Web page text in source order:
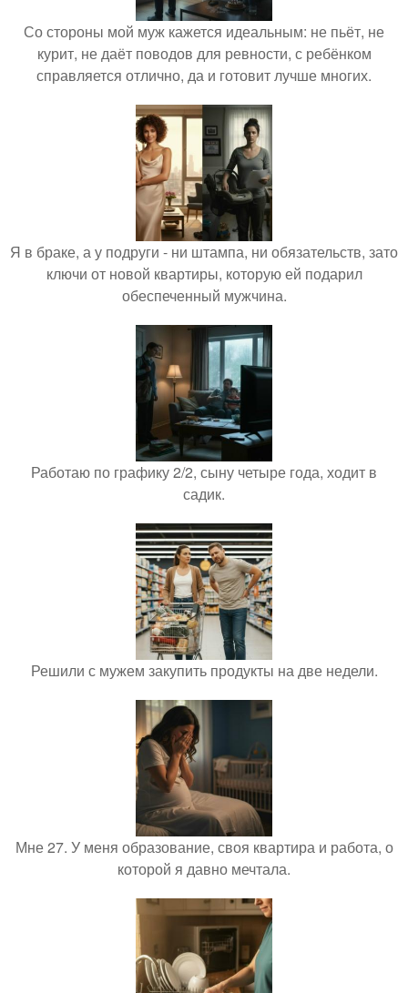
Со стороны мой муж кажется идеальным: не пьёт, не
курит, не даёт поводов для ревности, с ребёнком
справляется отлично, да и готовит лучше многих.
Я в браке, а у подруги - ни штампа, ни обязательств, зато
ключи от новой квартиры, которую ей подарил
обеспеченный мужчина.
Работаю по графику 2/2, сыну четыре года, ходит в
садик.
Решили с мужем закупить продукты на две недели.
Мне 27. У меня образование, своя квартира и работа, о
которой я давно мечтала.